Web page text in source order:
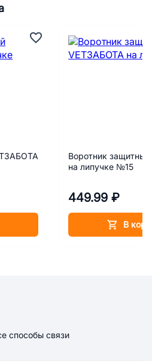
Воротник
на липучке №15
449.99 ₽
В
способы связи